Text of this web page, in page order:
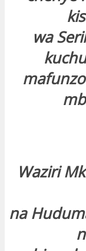
wa
Waziri
na